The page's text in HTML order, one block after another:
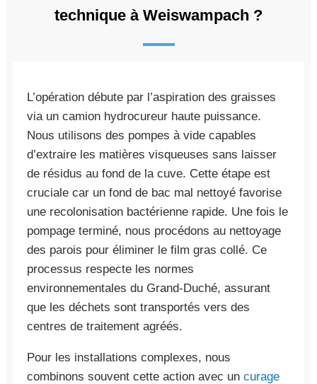
technique à Weiswampach ?
L’opération débute par l’aspiration des graisses
via un camion hydrocureur haute puissance.
Nous utilisons des pompes à vide capables
d’extraire les matières visqueuses sans laisser
de résidus au fond de la cuve. Cette étape est
cruciale car un fond de bac mal nettoyé favorise
une recolonisation bactérienne rapide. Une fois le
pompage terminé, nous procédons au nettoyage
des parois pour éliminer le film gras collé. Ce
processus respecte les normes
environnementales du Grand-Duché, assurant
que les déchets sont transportés vers des
centres de traitement agréés.
Pour les installations complexes, nous
combinons souvent cette action avec un curage